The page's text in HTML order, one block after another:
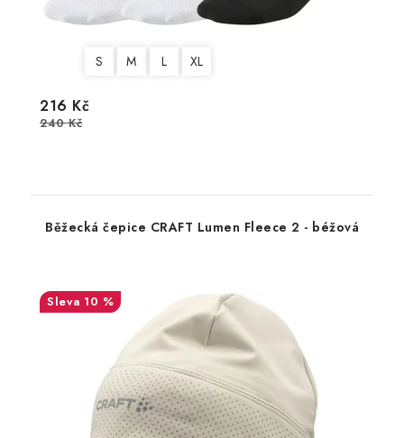
S M L XL
216 Kč
240 Kč
Běžecká čepice CRAFT Lumen Fleece 2 - béžová
10 %